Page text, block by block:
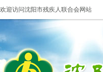
欢迎访问沈阳市残疾人联合会网站